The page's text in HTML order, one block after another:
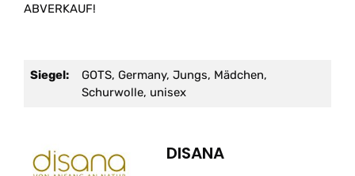
ABVERKAUF!
Siegel:
GOTS, Germany, Jungs, Mädchen,
Schurwolle, unisex
DISANA